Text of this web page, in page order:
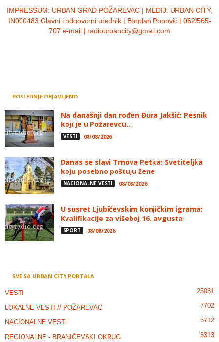
IMPRESSUM: URBAN GRAD POŽAREVAC | MEDIJ: URBAN CITY,
IN000483 Glavni i odgovorni urednik | Bogdan Popović | 062/565-
707 e-mail | radiourbancity@gmail.com
POSLEDNJE OBJAVLJENO
Na današnji dan rođen Đura Jakšić: Pesnik
koji je u Požarevcu...
VESTI 08/08/2026
Danas se slavi Trnova Petka: Svetiteljka
koju posebno poštuju žene
NACIONALNE VESTI 08/08/2026
U susret Ljubičevskim konjičkim igrama:
Kvalifikacije za višeboj 16. avgusta
SPORT 08/08/2026
SVE SA URBAN CITY PORTALA
VESTI 25081
LOKALNE VESTI // POŽAREVAC 7702
NACIONALNE VESTI 6712
REGIONALNE - BRANIČEVSKI OKRUG 3313